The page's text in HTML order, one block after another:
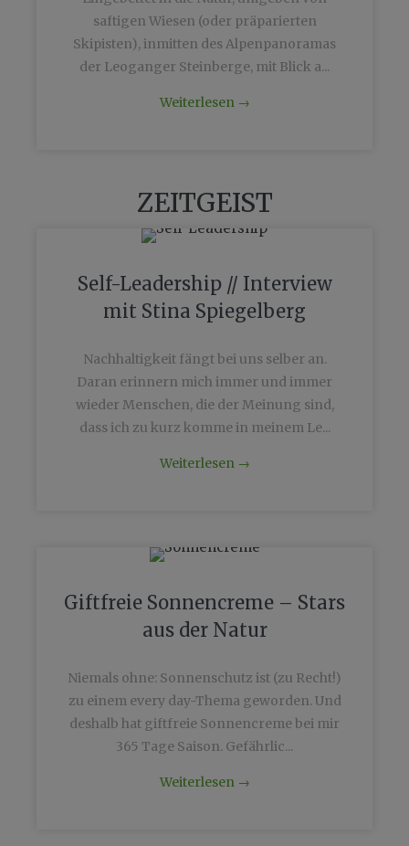
saftigen Wiesen (oder präparierten
Skipisten), inmitten des Alpenpanoramas
der Leoganger Steinberge, mit Blick a...
Weiterlesen →
ZEITGEIST
Self-Leadership // Interview
mit Stina Spiegelberg
Nachhaltigkeit fängt bei uns selber an.
Daran erinnern mich immer und immer
wieder Menschen, die der Meinung sind,
dass ich zu kurz komme in meinem Le...
Weiterlesen →
Giftfreie Sonnencreme – Stars
aus der Natur
Niemals ohne: Sonnenschutz ist (zu Recht!)
zu einem every day-Thema geworden. Und
deshalb hat giftfreie Sonnencreme bei mir
365 Tage Saison. Gefährlic...
Weiterlesen →